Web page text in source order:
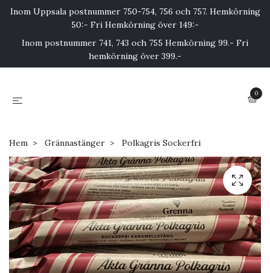
Inom Uppsala postnummer 750-754, 756 och 757. Hemkörning
50:- Fri Hemkörning över 149:-
Inom postnummer 741, 743 och 755 Hemkörning 99.- Fri
hemkörning över 399.-
0
Hem Grännastänger Polkagris Sockerfri